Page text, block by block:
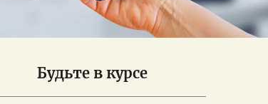
Будьте в курсе